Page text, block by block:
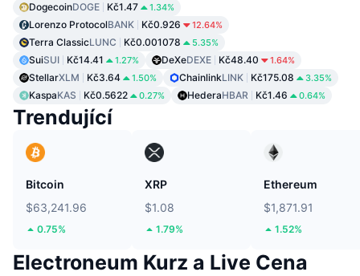
DogecoinDOGE Kč1.47 1.34%
Lorenzo ProtocolBANK Kč0.926 12.64%
Terra ClassicLUNC Kč0.001078 5.35%
SuiSUI Kč14.41 1.27% DeXeDEXE Kč48.40 1.64%
StellarXLM Kč3.64 1.50% ChainlinkLINK Kč175.08 3.35%
KaspaKAS Kč0.5622 0.27% HederaHBAR Kč1.46 0.64%
Trendující
Bitcoin
$63,241.96
0.75%
XRP
$1.08
1.79%
Ethereum
$1,871.91
1.52%
Electroneum Kurz a Live Cena